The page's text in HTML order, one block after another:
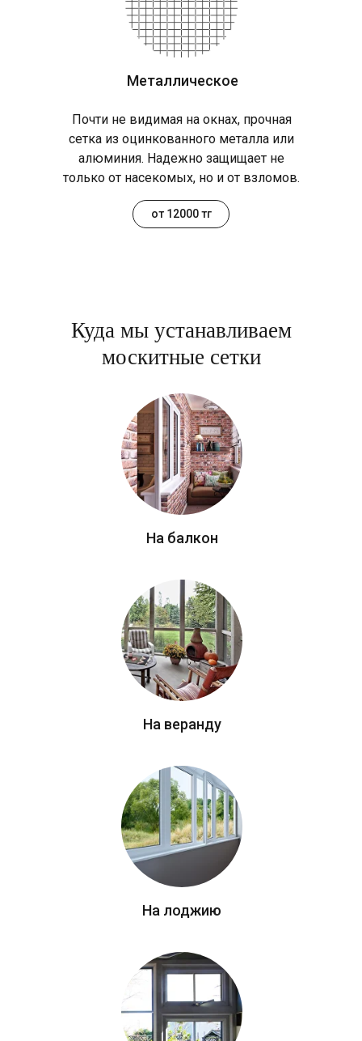
Металлическое
Почти не видимая на окнах, прочная
сетка из оцинкованного металла или
алюминия. Надежно защищает не
только от насекомых, но и от взломов.
от 12000 тг
Куда мы устанавливаем
москитные сетки
На балкон
На веранду
На лоджию